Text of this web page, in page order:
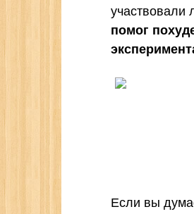
участвовали
помог
Если вы